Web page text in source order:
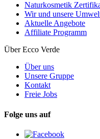
Naturkosmetik
Wir und unsere
Aktuelle Angebote
Affiliate Programm
Über Ecco Verde
Über uns
Unsere Gruppe
Kontakt
Freie Jobs
Folge uns auf